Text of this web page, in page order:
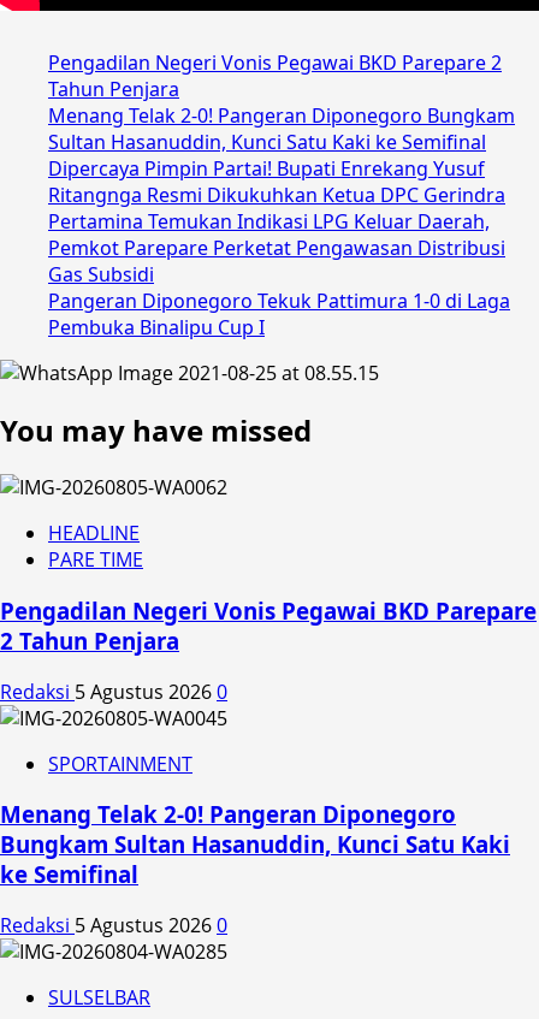
Pengadilan Negeri Vonis Pegawai BKD Parepare 2
Tahun Penjara
Menang Telak 2-0! Pangeran Diponegoro Bungkam
Sultan Hasanuddin, Kunci Satu Kaki ke Semifinal
Dipercaya Pimpin Partai! Bupati Enrekang Yusuf
Ritangnga Resmi Dikukuhkan Ketua DPC Gerindra
Pertamina Temukan Indikasi LPG Keluar Daerah,
Pemkot Parepare Perketat Pengawasan Distribusi
Gas Subsidi
Pangeran Diponegoro Tekuk Pattimura 1-0 di Laga
Pembuka Binalipu Cup I
You may have missed
HEADLINE
PARE TIME
Pengadilan Negeri Vonis Pegawai BKD Parepare
2 Tahun Penjara
Redaksi 5 Agustus 20260
SPORTAINMENT
Menang Telak 2-0! Pangeran Diponegoro
Bungkam Sultan Hasanuddin, Kunci Satu Kaki
ke Semifinal
Redaksi 5 Agustus 20260
SULSELBAR